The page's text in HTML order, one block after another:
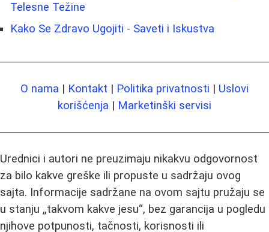
Telesne Težine
Kako Se Zdravo Ugojiti - Saveti i Iskustva
O nama | Kontakt | Politika privatnosti | Uslovi
korišćenja | Marketinški servisi
Urednici i autori ne preuzimaju nikakvu odgovornost
za bilo kakve greške ili propuste u sadržaju ovog
sajta. Informacije sadržane na ovom sajtu pružaju se
u stanju „takvom kakve jesu“, bez garancija u pogledu
njihove potpunosti, tačnosti, korisnosti ili